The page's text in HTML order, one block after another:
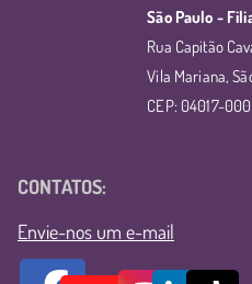
São Paulo -
Rua Capitão
Vila Mariana,
CEP: 04017-000
CONTATOS:
Envie-nos um e-mail